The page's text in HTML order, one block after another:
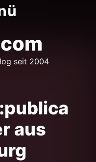
seit 2004
aus